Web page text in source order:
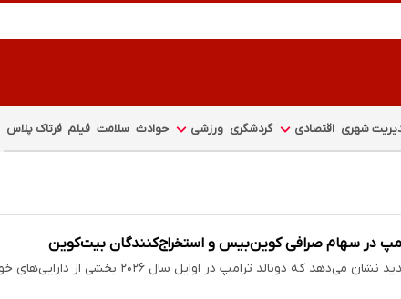
شهری اقتصادی گردشگری ورزشی حوادث سلامت فیلم فرتاک پلاس
در سهام صرافی کوین‌بیس و استخراج‌کنندگان بیت‌کوین
دونالد ترامپ در اوایل سال ۲۰۲۶ بخشی از دارایی‌های خود را به خرید سهام شرکت‌های فعال…